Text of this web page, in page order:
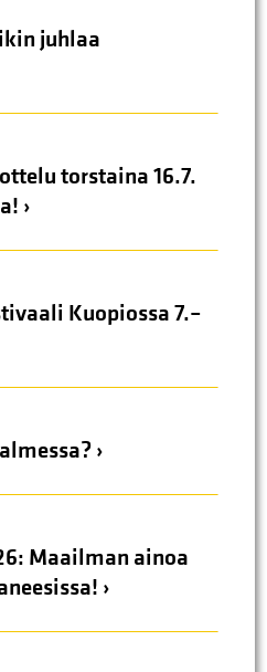
juhlaa
torstaina 16.7.
›
Kuopiossa 7.–
›
Maailman ainoa
›